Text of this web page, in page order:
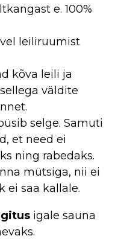
e. 100%
leiliruumist
kõva leili ja
väldite
selge. Samuti
et need ei
ning rabedaks.
mütsiga, nii ei
ei saa kallale.
igale sauna